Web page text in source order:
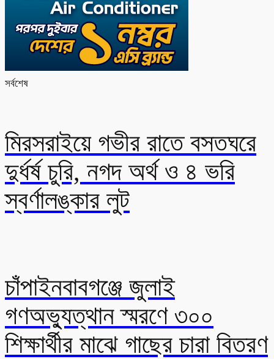
সর্বশেষ
মিরসরাইয়ে গভীর রাতে বসতঘরে
দুর্ধর্ষ চুরি, নগদ অর্থ ও ৪ ভরি
স্বর্ণালঙ্কার লুট
চাঁপাইনবাবগঞ্জে জুলাই
গণঅভ্যুত্থান স্মরণে ৩০০
শিক্ষার্থীর মাঝে গাছের চারা বিতরণ